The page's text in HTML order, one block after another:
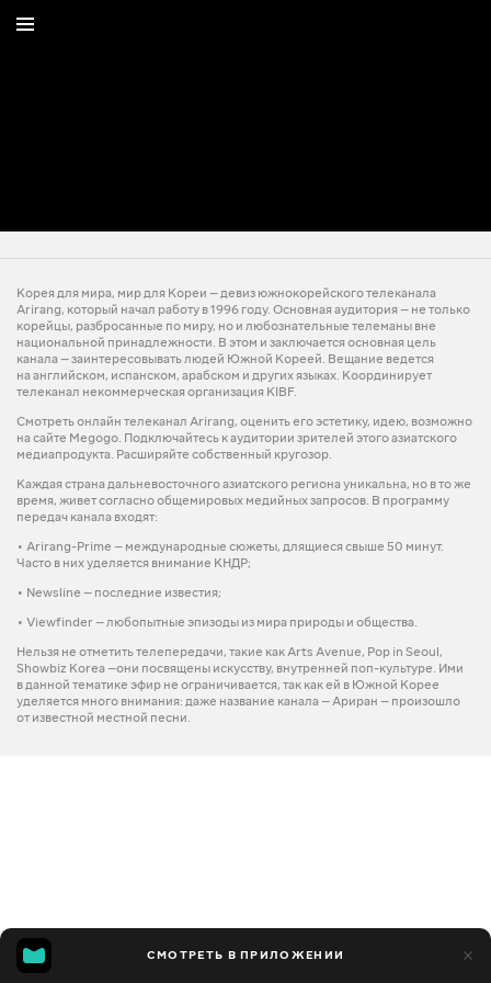
СМОТРЕТЬ В ПРИЛОЖЕНИИ
Корея для мира, мир для Кореи — девиз южнокорейского телеканала
Arirang, который начал работу в 1996 году. Основная аудитория — не только
корейцы, разбросанные по миру, но и любознательные телеманы вне
национальной принадлежности. В этом и заключается основная цель
канала — заинтересовывать людей Южной Кореей. Вещание ведется
на английском, испанском, арабском и других языках. Координирует
телеканал некоммерческая организация KIBF.
Смотреть онлайн телеканал Arirang, оценить его эстетику, идею, возможно
на сайте Megogo. Подключайтесь к аудитории зрителей этого азиатского
медиапродукта. Расширяйте собственный кругозор.
Каждая страна дальневосточного азиатского региона уникальна, но в то же
время, живет согласно общемировых медийных запросов. В программу
передач канала входят:
• Arirang-Prime — международные сюжеты, длящиеся свыше 50 минут.
Часто в них уделяется внимание КНДР;
• Newsline — последние известия;
• Viewfinder — любопытные эпизоды из мира природы и общества.
Нельзя не отметить телепередачи, такие как Arts Avenue, Pop in Seoul,
Showbiz Korea —они посвящены искусству, внутренней поп-культуре. Ими
в данной тематике эфир не ограничивается, так как ей в Южной Корее
уделяется много внимания: даже название канала — Ариран — произошло
от известной местной песни.